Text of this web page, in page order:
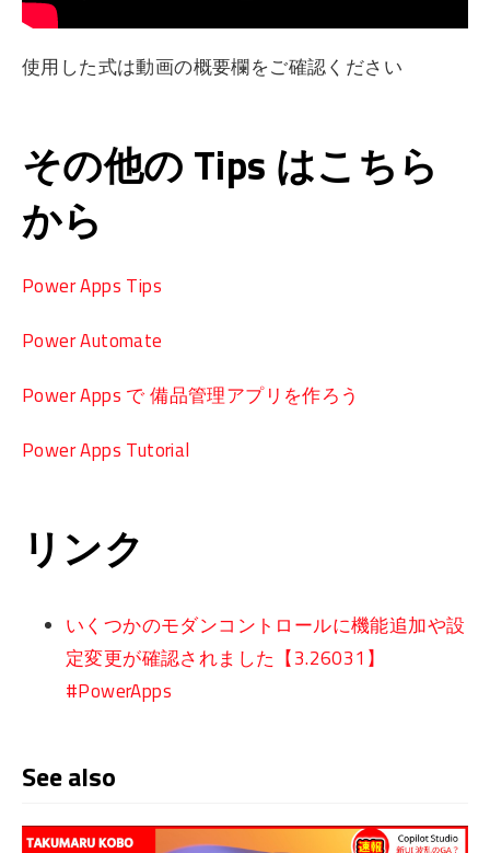
使用した式は動画の概要欄をご確認ください
その他の Tips はこちら
から
Power Apps Tips
Power Automate
Power Apps で 備品管理アプリを作ろう
Power Apps Tutorial
リンク
いくつかのモダンコントロールに機能追加や設
定変更が確認されました【3.26031】
#PowerApps
See also